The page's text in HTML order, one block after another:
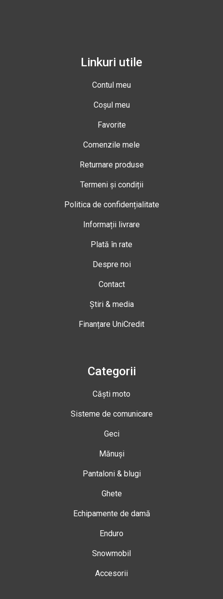
Linkuri utile
Contul meu
Coșul meu
Favorite
Comenzile mele
Returnare produse
Termeni și condiții
Politica de confidențialitate
Informații livrare
Plată în rate
Despre noi
Contact
Știri & media
Finanțare UniCredit
Categorii
Căști moto
Sisteme de comunicare
Geci
Mănuși
Pantaloni & blugi
Ghete
Echipamente de damă
Enduro
Snowmobil
Accesorii